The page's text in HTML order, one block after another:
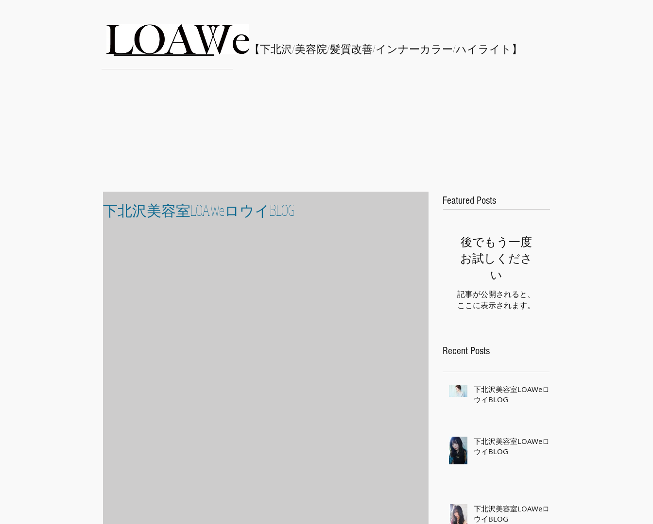
LOAWe ​【下北沢/美容院/髪質改善/インナーカラー/​ハイライト】
下北沢美容室LOAWeロウイBLOG
Featured Posts
後でもう一度
お試しくださ
い
記事が公開されると、
ここに表示されます。
Recent Posts
下北沢美容室LOAWeロ
ウイBLOG
下北沢美容室LOAWeロ
ウイBLOG
下北沢美容室LOAWeロ
ウイBLOG